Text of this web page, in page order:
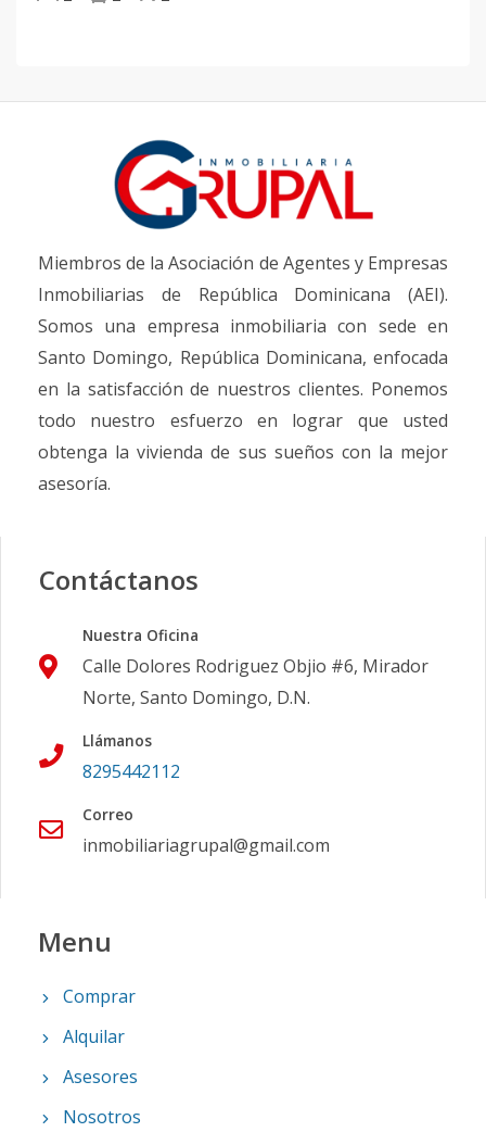
Miembros de la Asociación de Agentes y Empresas
Inmobiliarias de República Dominicana (AEI).
Somos una empresa inmobiliaria con sede en
Santo Domingo, República Dominicana, enfocada
en la satisfacción de nuestros clientes. Ponemos
todo nuestro esfuerzo en lograr que usted
obtenga la vivienda de sus sueños con la mejor
asesoría.
Contáctanos
Nuestra Oficina
Calle Dolores Rodriguez Objio #6, Mirador
Norte, Santo Domingo, D.N.
Llámanos
8295442112
Correo
inmobiliariagrupal@gmail.com
Menu
Comprar
Alquilar
Asesores
Nosotros